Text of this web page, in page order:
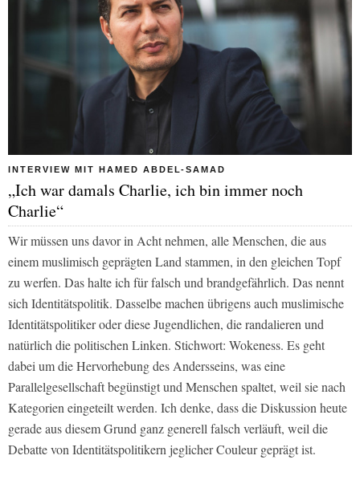
INTERVIEW MIT HAMED ABDEL-SAMAD
„Ich war damals Charlie, ich bin immer noch
Charlie“
Wir müssen uns davor in Acht nehmen, alle Menschen, die aus
einem muslimisch geprägten Land stammen, in den gleichen Topf
zu werfen. Das halte ich für falsch und brandgefährlich. Das nennt
sich Identitätspolitik. Dasselbe machen übrigens auch muslimische
Identitätspolitiker oder diese Jugendlichen, die randalieren und
natürlich die politischen Linken. Stichwort: Wokeness. Es geht
dabei um die Hervorhebung des Andersseins, was eine
Parallelgesellschaft begünstigt und Menschen spaltet, weil sie nach
Kategorien eingeteilt werden. Ich denke, dass die Diskussion heute
gerade aus diesem Grund ganz generell falsch verläuft, weil die
Debatte von Identitätspolitikern jeglicher Couleur geprägt ist.